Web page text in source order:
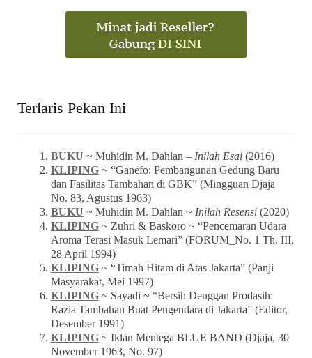
Terlaris Pekan Ini
BUKU ~ Muhidin M. Dahlan – Inilah Esai(2016)
KLIPING~ “Ganefo: Pembangunan Gedung Baru
dan Fasilitas Tambahan di GBK” (Mingguan Djaja
No. 83, Agustus 1963)
BUKU ~ Muhidin M. Dahlan ~ Inilah Resensi(2020)
KLIPING~ Zuhri & Baskoro ~ “Pencemaran Udara
Aroma Terasi Masuk Lemari” (FORUM_No. 1 Th. III,
28 April 1994)
KLIPING~ “Timah Hitam di Atas Jakarta” (Panji
Masyarakat, Mei 1997)
KLIPING~ Sayadi ~ “Bersih Denggan Prodasih:
Razia Tambahan Buat Pengendara di Jakarta” (Editor,
Desember 1991)
KLIPING~ Iklan Mentega BLUE BAND (Djaja, 30
November 1963, No. 97)